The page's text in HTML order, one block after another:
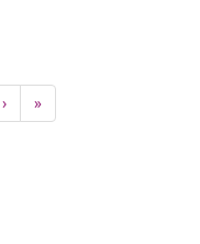
Next
page
›
Last
page
»